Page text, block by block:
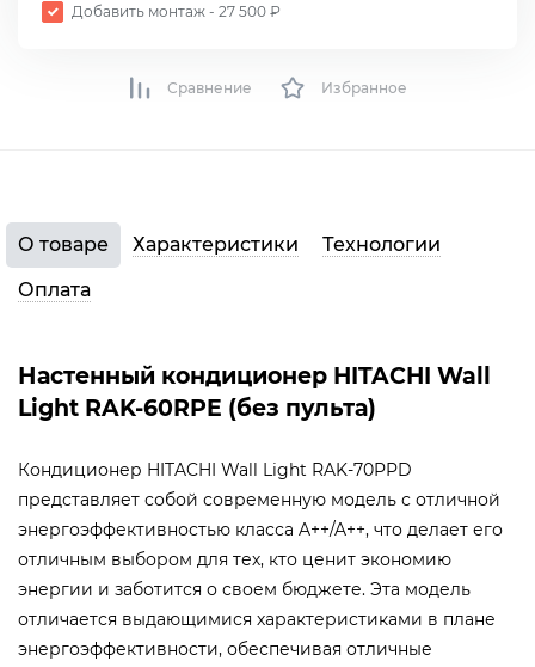
Добавить монтаж - 27 500 ₽
Сравнение Избранное
О товаре Характеристики
Технологии
Оплата
Настенный кондиционер HITACHI Wall
Light RAK-60RPE (без пульта)
Кондиционер HITACHI Wall Light RAK-70PPD
представляет собой современную модель с отличной
энергоэффективностью класса A++/A++, что делает его
отличным выбором для тех, кто ценит экономию
энергии и заботится о своем бюджете. Эта модель
отличается выдающимися характеристиками в плане
энергоэффективности, обеспечивая отличные